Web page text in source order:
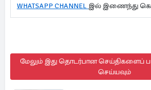
WHATSAPP CHANNEL இல் இணைந்து
மேலும் இது தொடர்பான செய்திகளைப்
செய்யவும்